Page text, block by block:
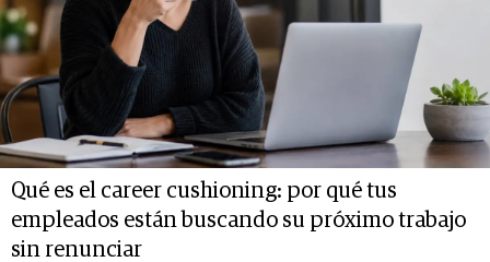
Qué es el career cushioning: por qué tus
empleados están buscando su próximo trabajo
sin renunciar